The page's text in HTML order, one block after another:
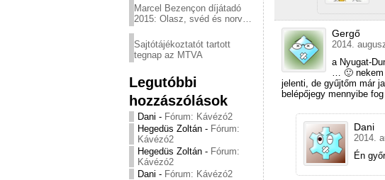
Marcel Bezençon díjátadó
2015: Olasz, svéd és norvég
Sajtótájékoztatót tartott
tegnap az MTVA
Legutóbbi
hozzászólások
Dani - Fórum: Kávézó2
Hegedüs Zoltán - Fórum:
Kávézó2
Hegedüs Zoltán - Fórum:
Kávézó2
Dani - Fórum: Kávézó2
Gergő
2014.
a Nyugat-
… 🙂
jelenti, de gyűjtőm már
belépőjegy mennyibe
Dani
2014.
Én